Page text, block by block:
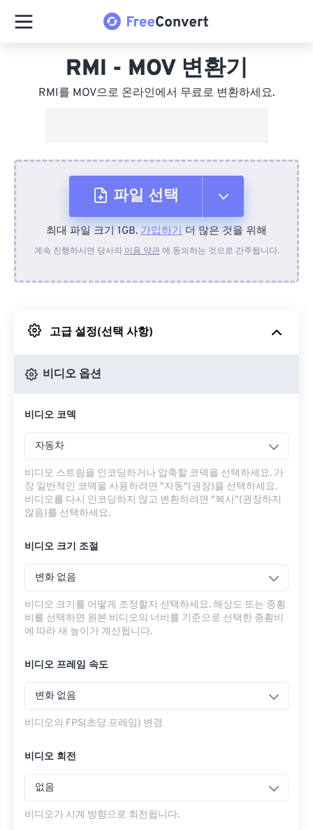
RMI - MOV 변환기
RMI를 MOV으로 온라인에서 무료로 변환하세요.
파일 선택
장치에서
Google 드라이브에서
최대 파일 크기 1GB. 가입하기 더 많은 것을 위해
계속 진행하시면 당사의 이용 약관에 동의하는 것으로 간주됩니다.
고급 설정(선택 사항)
비디오 옵션
비디오 코덱
자동차
비디오 스트림을 인코딩하거나 압축할 코덱을 선택하세요. 가
장 일반적인 코덱을 사용하려면 "자동"(권장)을 선택하세요.
비디오를 다시 인코딩하지 않고 변환하려면 "복사"(권장하지
않음)를 선택하세요.
비디오 크기 조절
변화 없음
비디오 크기를 어떻게 조정할지 선택하세요. 해상도 또는 종횡
비를 선택하면 원본 비디오의 너비를 기준으로 선택한 종횡비
에 따라 새 높이가 계산됩니다.
비디오 프레임 속도
변화 없음
비디오의 FPS(초당 프레임) 변경
비디오 회전
없음
비디오가 시계 방향으로 회전됩니다.